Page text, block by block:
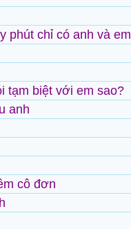
phút chỉ có anh và em
tạm biệt với em sao?
anh
cô đơn